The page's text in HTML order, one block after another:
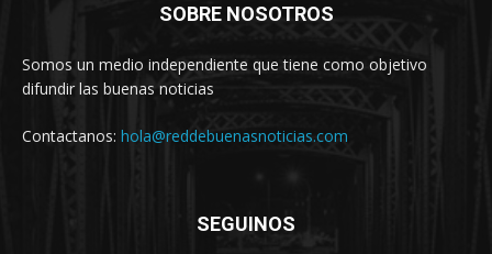
SOBRE NOSOTROS
Somos un medio independiente que tiene como objetivo
difundir las buenas noticias
Contactanos: hola@reddebuenasnoticias.com
SEGUINOS